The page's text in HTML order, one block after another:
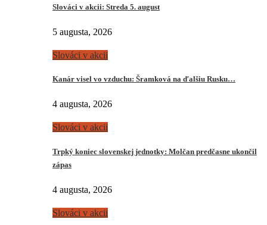
Slováci v akcii: Streda 5. august
5 augusta, 2026
Slováci v akcii
Kanár visel vo vzduchu: Šramková na ďalšiu Rusku…
4 augusta, 2026
Slováci v akcii
Trpký koniec slovenskej jednotky: Molčan predčasne ukončil
zápas
4 augusta, 2026
Slováci v akcii